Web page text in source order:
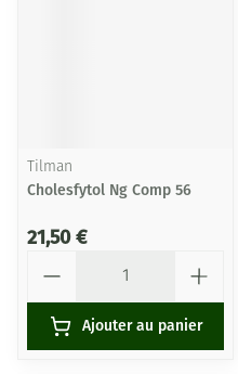
Tilman
Cholesfytol Ng Comp 56
21,50 €
Ajouter au panier